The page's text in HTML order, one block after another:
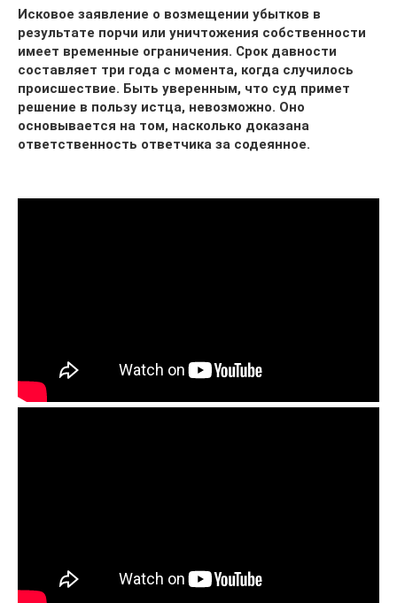
Исковое заявление о возмещении убытков в
результате порчи или уничтожения собственности
имеет временные ограничения. Срок давности
составляет три года с момента, когда случилось
происшествие. Быть уверенным, что суд примет
решение в пользу истца, невозможно. Оно
основывается на том, насколько доказана
ответственность ответчика за содеянное.